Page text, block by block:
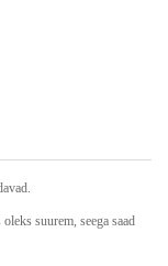
suurem, seega saad